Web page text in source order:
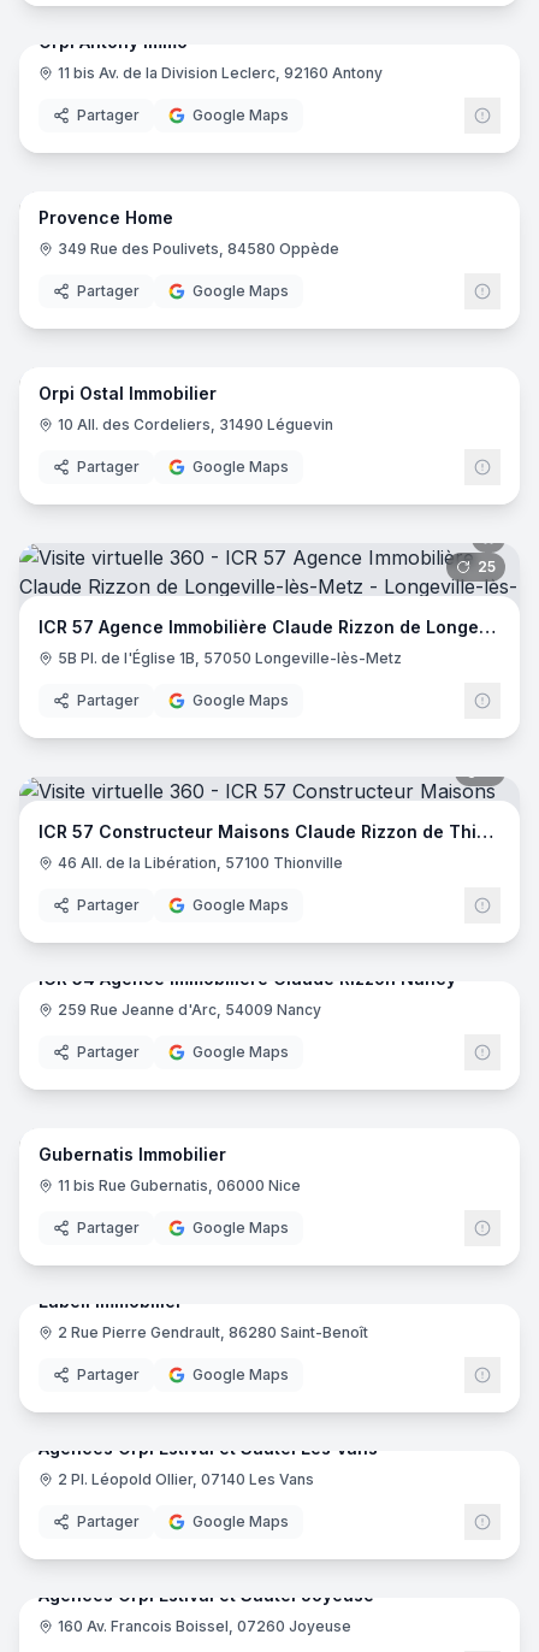
Orpi Antony Immo
11 bis Av. de la Division Leclerc, 92160 Antony
Partager Google Maps
10
Provence Home
349 Rue des Poulivets, 84580 Oppède
Partager Google Maps
7
Orpi Ostal Immobilier
10 All. des Cordeliers, 31490 Léguevin
Partager Google Maps
25
ICR 57 Agence Immobilière Claude Rizzon de Longeville-lès-Metz
5B Pl. de l'Église 1B, 57050 Longeville-lès-Metz
Partager Google Maps
ICR 57 Constructeur Maisons Claude Rizzon de Thionville
46 All. de la Libération, 57100 Thionville
Partager Google Maps
ICR 54 Agence immobilière Claude Rizzon Nancy
259 Rue Jeanne d'Arc, 54009 Nancy
Partager Google Maps
5
Gubernatis Immobilier
11 bis Rue Gubernatis, 06000 Nice
Partager Google Maps
Labell Immobilier
2 Rue Pierre Gendrault, 86280 Saint-Benoît
Partager Google Maps
Agences Orpi Estival et Sautel Les Vans
2 Pl. Léopold Ollier, 07140 Les Vans
Partager Google Maps
10
Agences Orpi Estival et Sautel Joyeuse
160 Av. Francois Boissel, 07260 Joyeuse